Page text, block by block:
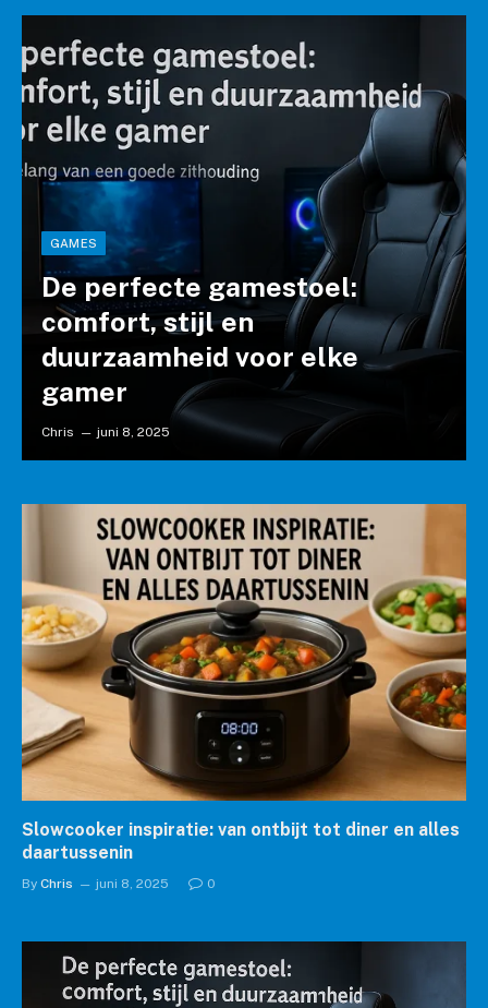
GAMES
De perfecte gamestoel:
comfort, stijl en
duurzaamheid voor elke
gamer
Chris juni 8, 2025
Slowcooker inspiratie: van ontbijt tot diner en alles
daartussenin
By Chris juni 8, 2025 0